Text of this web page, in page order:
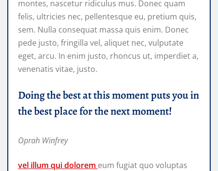
montes, nascetur ridiculus mus. Donec quam
felis, ultricies nec, pellentesque eu, pretium quis,
sem. Nulla consequat massa quis enim. Donec
pede justo, fringilla vel, aliquet nec, vulputate
eget, arcu. In enim justo, rhoncus ut, imperdiet a,
venenatis vitae, justo.
Doing the best at this moment puts you in
the best place for the next moment!
Oprah Winfrey
vel illum qui dolorem eum fugiat quo voluptas